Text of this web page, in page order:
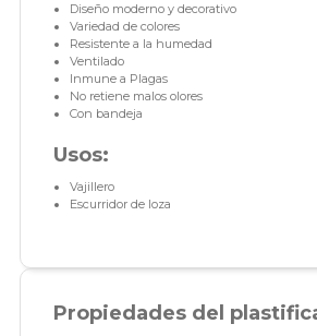
Diseño moderno y decorativo
Variedad de colores
Resistente a la humedad
Ventilado
Inmune a Plagas
No retiene malos olores
Con bandeja
Usos:
Vajillero
Escurridor de loza
Propiedades del